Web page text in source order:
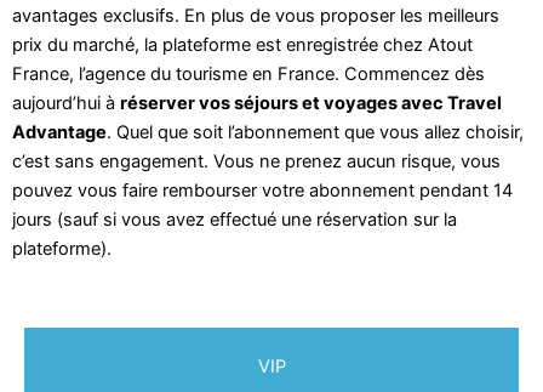
avantages exclusifs. En plus de vous proposer les meilleurs
prix du marché, la plateforme est enregistrée chez Atout
France, l’agence du tourisme en France. Commencez dès
aujourd’hui à réserver vos séjours et voyages avec Travel
Advantage. Quel que soit l’abonnement que vous allez choisir,
c’est sans engagement. Vous ne prenez aucun risque, vous
pouvez vous faire rembourser votre abonnement pendant 14
jours (sauf si vous avez effectué une réservation sur la
plateforme).
VIP